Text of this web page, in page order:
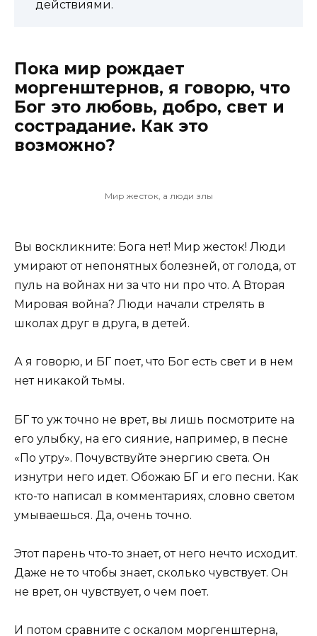
действиями.
Пока мир рождает
моргенштернов, я говорю, что
Бог это любовь, добро, свет и
сострадание. Как это
возможно?
Мир жесток, а люди злы
Вы воскликните: Бога нет! Мир жесток! Люди
умирают от непонятных болезней, от голода, от
пуль на войнах ни за что ни про что. А Вторая
Мировая война? Люди начали стрелять в
школах друг в друга, в детей.
А я говорю, и БГ поет, что Бог есть свет и в нем
нет никакой тьмы.
БГ то уж точно не врет, вы лишь посмотрите на
его улыбку, на его сияние, например, в песне
«По утру». Почувствуйте энергию света. Он
изнутри него идет. Обожаю БГ и его песни. Как
кто-то написал в комментариях, словно светом
умываешься. Да, очень точно.
Этот парень что-то знает, от него нечто исходит.
Даже не то чтобы знает, сколько чувствует. Он
не врет, он чувствует, о чем поет.
И потом сравните с оскалом моргенштерна,